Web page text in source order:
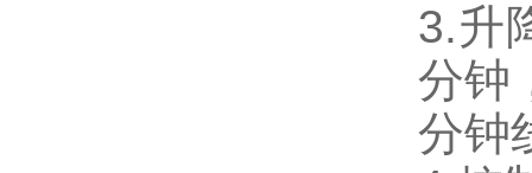
3.升
分钟
分钟